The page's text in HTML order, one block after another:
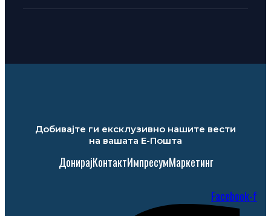
Добивајте ги ексклузивно нашите вести
на вашата Е-Пошта
ДонирајКонтактИмпресумМаркетинг
Facebook-f